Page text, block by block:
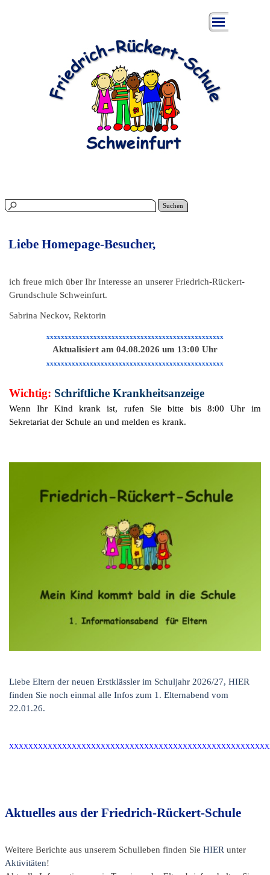
Suchen
Liebe Homepage-Besucher,
ich freue mich über Ihr Interesse an unserer Friedrich-Rückert-
Grundschule Schweinfurt.
Sabrina Neckov, Rektorin
xxxxxxxxxxxxxxxxxxxxxxxxxxxxxxxxxxxxxxxxxxxxxxxxx
Aktualisiert am 04.08.2026 um 13:00 Uhr
xxxxxxxxxxxxxxxxxxxxxxxxxxxxxxxxxxxxxxxxxxxxxxxxx
Wichtig: Schriftliche Krankheitsanzeige
Wenn Ihr Kind krank ist, rufen Sie bitte bis 8:00 Uhr im
Sekretariat der Schule an und melden es krank.
Liebe Eltern der neuen Erstklässler im Schuljahr 2026/27, HIER
finden Sie noch einmal alle Infos zum 1. Elternabend vom
22.01.26.
XXXXXXXXXXXXXXXXXXXXXXXXXXXXXXXXXXXXXXXXXXXX
Aktuelles aus der Friedrich-Rückert-Schule
Weitere Berichte aus unserem Schulleben finden Sie HIER unter
Aktivitäten!